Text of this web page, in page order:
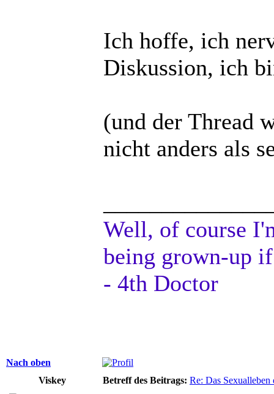
Ich hoffe, ich
Diskussion, ich
(und der Thread
nicht anders als
Well, of course
being grown-up
- 4th Doctor
Nach oben
Viskey
Betreff des Beitrags: Re: Das